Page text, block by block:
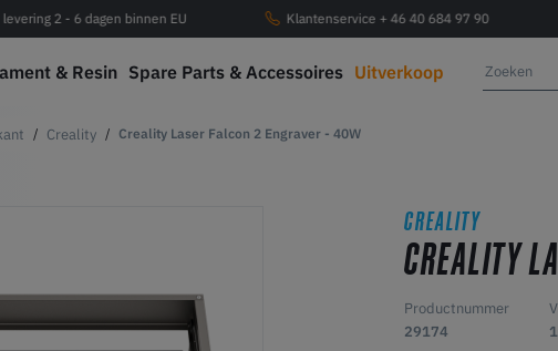
2 - 6 dagen binnen EU Klantenservice + 46 40 684 97 90
& Resin Spare Parts & Accessoires Uitverkoop
Creality Creality Laser Falcon 2 Engraver - 40W
CREALITY
CREALITY
Productnummer
29174